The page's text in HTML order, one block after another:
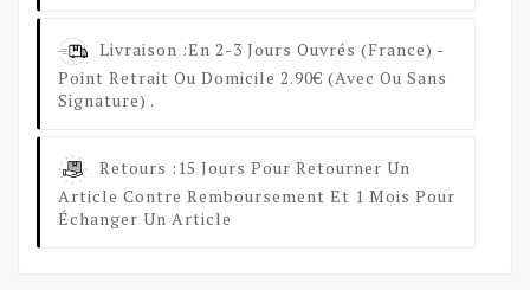
Livraison :En 2-3 Jours Ouvrés (France) -
Point Retrait Ou Domicile 2.90€ (avec Ou Sans
Signature) .
Retours : 15 Jours Pour Retourner Un
Article Contre Remboursement Et 1 Mois Pour
Échanger Un Article